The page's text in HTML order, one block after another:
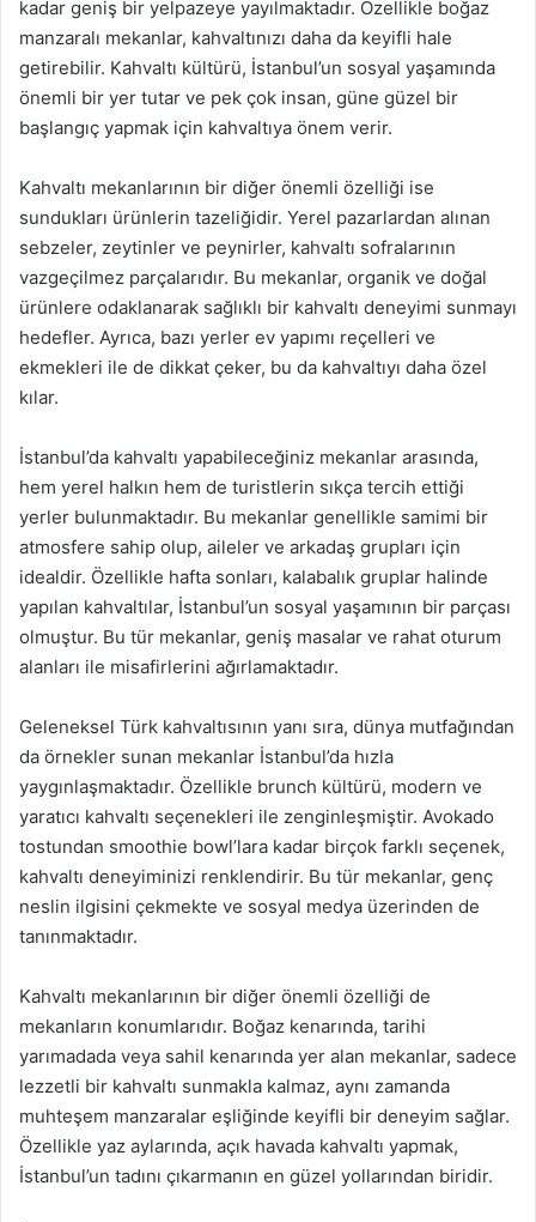
kadar geniş bir yelpazeye yayılmaktadır. Özellikle boğaz
manzaralı mekanlar, kahvaltınızı daha da keyifli hale
getirebilir. Kahvaltı kültürü, İstanbul’un sosyal yaşamında
önemli bir yer tutar ve pek çok insan, güne güzel bir
başlangıç yapmak için kahvaltıya önem verir.
Kahvaltı mekanlarının bir diğer önemli özelliği ise
sundukları ürünlerin tazeliğidir. Yerel pazarlardan alınan
sebzeler, zeytinler ve peynirler, kahvaltı sofralarının
vazgeçilmez parçalarıdır. Bu mekanlar, organik ve doğal
ürünlere odaklanarak sağlıklı bir kahvaltı deneyimi sunmayı
hedefler. Ayrıca, bazı yerler ev yapımı reçelleri ve
ekmekleri ile de dikkat çeker, bu da kahvaltıyı daha özel
kılar.
İstanbul’da kahvaltı yapabileceğiniz mekanlar arasında,
hem yerel halkın hem de turistlerin sıkça tercih ettiği
yerler bulunmaktadır. Bu mekanlar genellikle samimi bir
atmosfere sahip olup, aileler ve arkadaş grupları için
idealdir. Özellikle hafta sonları, kalabalık gruplar halinde
yapılan kahvaltılar, İstanbul’un sosyal yaşamının bir parçası
olmuştur. Bu tür mekanlar, geniş masalar ve rahat oturum
alanları ile misafirlerini ağırlamaktadır.
Geleneksel Türk kahvaltısının yanı sıra, dünya mutfağından
da örnekler sunan mekanlar İstanbul’da hızla
yaygınlaşmaktadır. Özellikle brunch kültürü, modern ve
yaratıcı kahvaltı seçenekleri ile zenginleşmiştir. Avokado
tostundan smoothie bowl’lara kadar birçok farklı seçenek,
kahvaltı deneyiminizi renklendirir. Bu tür mekanlar, genç
neslin ilgisini çekmekte ve sosyal medya üzerinden de
tanınmaktadır.
Kahvaltı mekanlarının bir diğer önemli özelliği de
mekanların konumlarıdır. Boğaz kenarında, tarihi
yarımadada veya sahil kenarında yer alan mekanlar, sadece
lezzetli bir kahvaltı sunmakla kalmaz, aynı zamanda
muhteşem manzaralar eşliğinde keyifli bir deneyim sağlar.
Özellikle yaz aylarında, açık havada kahvaltı yapmak,
İstanbul’un tadını çıkarmanın en güzel yollarından biridir.